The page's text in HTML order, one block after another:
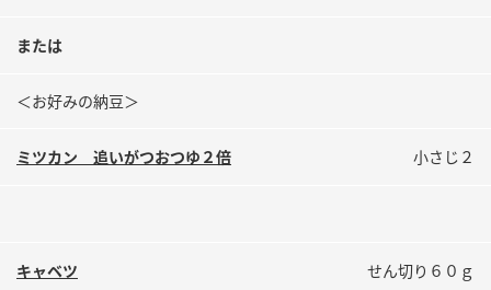
人気商品 ＋ おすすめレシピ
検索
または
＜お好みの納豆＞
ミツカン 追いがつおつゆ２倍 小さじ２
キャベツ せん切り６０ｇ